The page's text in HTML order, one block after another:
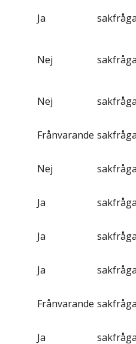
Ja
Nej
Nej
Frånvarande
Nej
Ja
Ja
Ja
Frånvarande
Ja